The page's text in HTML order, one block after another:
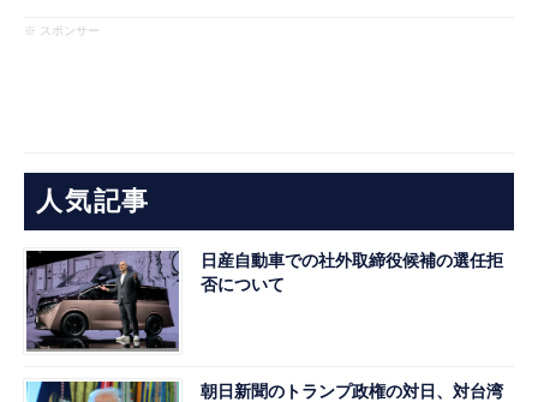
※ スポンサー
人気記事
日産自動車での社外取締役候補の選任拒
否について
朝日新聞のトランプ政権の対日、対台湾